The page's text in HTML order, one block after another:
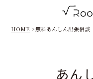
root
HOME 無料あんしん出張相談
あん